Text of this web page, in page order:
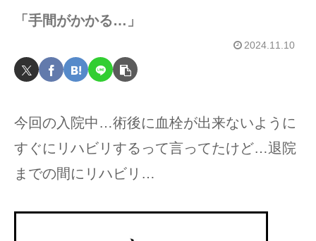
「手間がかかる…」
2024.11.10
今回の入院中…術後に血栓が出来ないように
すぐにリハビリするって言ってたけど…退院
までの間にリハビリ…